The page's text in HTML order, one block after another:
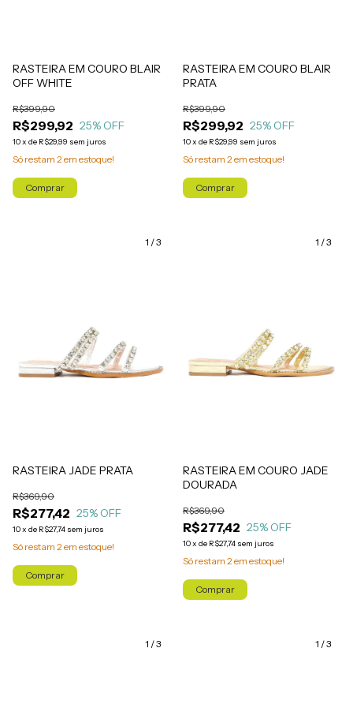
RASTEIRA EM COURO BLAIR
OFF WHITE
R$299,92
R$399,90
25% OFF
10x de R$29,99 sem juros
Só restam 2 em estoque!
Comprar
RASTEIRA EM COURO BLAIR
PRATA
R$299,92
R$399,90
25% OFF
10x de R$29,99 sem juros
Só restam 2 em estoque!
Comprar
1 /3
RASTEIRA JADE PRATA
R$277,42
R$369,90
25% OFF
10x de R$27,74 sem juros
Só restam 2 em estoque!
Comprar
1 /3
RASTEIRA EM COURO JADE
DOURADA
R$277,42
R$369,90
25% OFF
10x de R$27,74 sem juros
Só restam 2 em estoque!
Comprar
1 /3 1 /3